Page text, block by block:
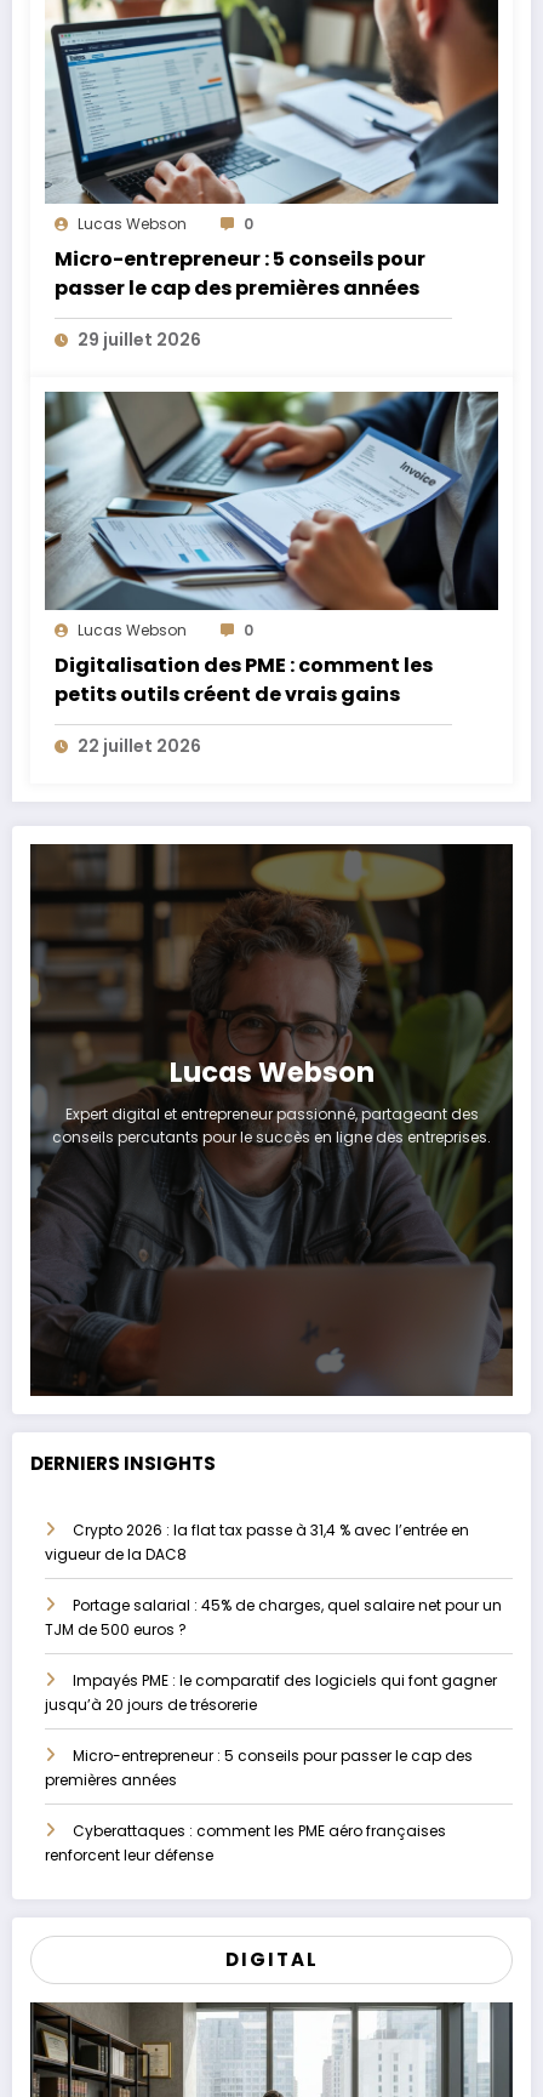
Lucas Webson 0
Micro-entrepreneur : 5 conseils pour
passer le cap des premières années
29 juillet 2026
Lucas Webson 0
Digitalisation des PME : comment les
petits outils créent de vrais gains
22 juillet 2026
Lucas Webson
Expert digital et entrepreneur passionné, partageant des
conseils percutants pour le succès en ligne des entreprises.
DERNIERS INSIGHTS
Crypto 2026 : la flat tax passe à 31,4 % avec l’entrée en
vigueur de la DAC8
Portage salarial : 45% de charges, quel salaire net pour un
TJM de 500 euros ?
Impayés PME : le comparatif des logiciels qui font gagner
jusqu’à 20 jours de trésorerie
Micro-entrepreneur : 5 conseils pour passer le cap des
premières années
Cyberattaques : comment les PME aéro françaises
renforcent leur défense
DIGITAL